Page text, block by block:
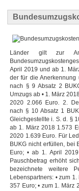
Länder gilt zur
April 2019 und ab 1.
der für die Anerkennung
nach § 9 Absatz 2
Umzugs ab • 1. März
2020 2.066 Euro. 2.
nach § 10 Absatz 1
Gleichgestellte i. S. d. §
ab 1. März 2018 1.573
2020 1.639 Euro. Für
BUKG nicht erfüllen, bei
Euro; • ab 1. April
Pauschbetrag erhöht
bezeichnete weitere
Lebenspartners: • zum
357 Euro; • zum 1. März